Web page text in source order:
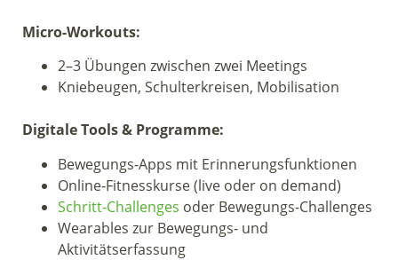
Micro-Workouts:
2–3 Übungen zwischen zwei Meetings
Kniebeugen, Schulterkreisen, Mobilisation
Digitale Tools & Programme:
Bewegungs-Apps mit Erinnerungsfunktionen
Online-Fitnesskurse (live oder on demand)
Schritt-Challenges oder Bewegungs-Challenges
Wearables zur Bewegungs- und
Aktivitätserfassung